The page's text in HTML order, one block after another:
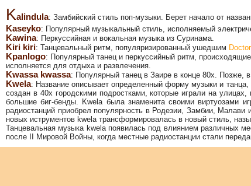
Kalindula: Замбийский стиль поп-музыки. Берет начало от
Kaseyko: Популярный музыкальный стиль, исполняемый
Kawina: Перкуссийная и вокальная музыка из Суринама.
Kiri kiri: Танцевальный ритм, популяризированный ушедшим
Kpanlogo: Популярный танец и перкуссийный ритм,
исполняется для отдыха и развлечения.
Kwassa kwassa: Популярный танец в Заире в конце 80х. Позже,
Kwela: Название описывает определенный форму музыки и
создан в 40х городскими подростками, которые играли на
большие биг-бенды. Kwela была знаменита своими виртуозами
радиостанций приобрел популярность в Родезии, Замбии,
новых иструментов kwela трансформировалась в новый стиль,
Танцевальная музыка kwela появилась под влиянием различных
после II Мировой Войны, когда местные радиостанции стали